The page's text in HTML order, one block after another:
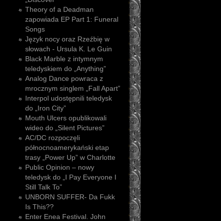
Theory of a Deadman
zapowiada EP Part 1: Funeral
Songs
Język nocy oraz Rzeźbię w
słowach - Ursula K. Le Guin
Black Marble z intymnym
teledyskiem do „Anything”
Analog Dance powraca z
mrocznym singlem „Fall Apart”
Interpol udostępnili teledysk
do „Iron City”
Mouth Ulcers opublikowali
wideo do „Silent Pictures”
AC/DC rozpoczęli
północnoamerykański etap
trasy „Power Up” w Charlotte
Public Opinion – nowy
teledysk do „I Pay Everyone I
Still Talk To”
UNBORN SUFFER- Da Fukk
Is This??
Enter Enea Festival. John